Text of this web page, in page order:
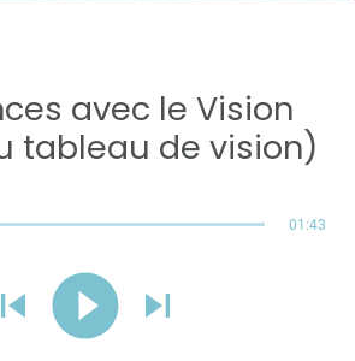
avec le Vision
tableau de vision)
01:43